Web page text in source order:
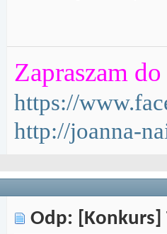
Zapraszam
https://
http://joanna-
Odp: [Konkurs]